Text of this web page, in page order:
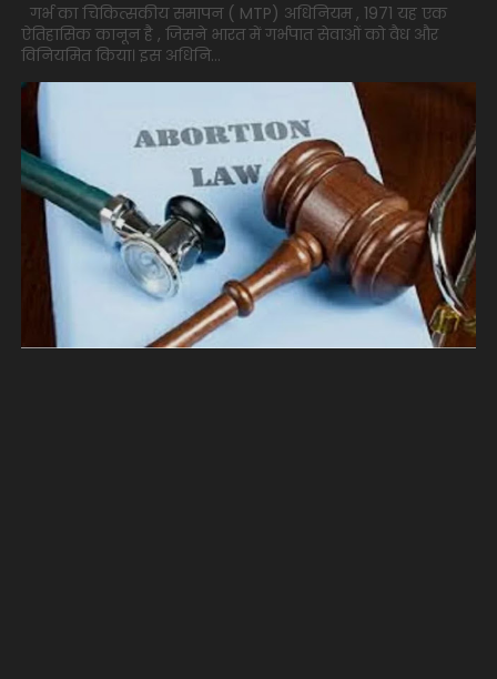
गर्भ का चिकित्सकीय समापन ( MTP) अधिनियम , 1971 यह एक
ऐतिहासिक कानून है , जिसने भारत में गर्भपात सेवाओं को वैध और
विनियमित किया। इस अधिनि...